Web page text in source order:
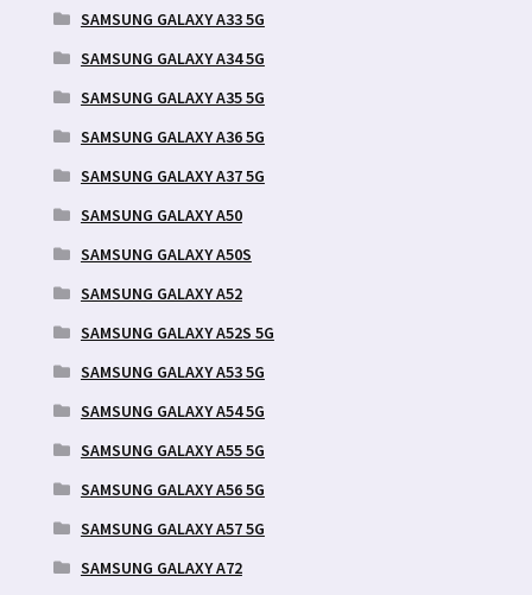
SAMSUNG GALAXY A33 5G
SAMSUNG GALAXY A34 5G
SAMSUNG GALAXY A35 5G
SAMSUNG GALAXY A36 5G
SAMSUNG GALAXY A37 5G
SAMSUNG GALAXY A50
SAMSUNG GALAXY A50S
SAMSUNG GALAXY A52
SAMSUNG GALAXY A52S 5G
SAMSUNG GALAXY A53 5G
SAMSUNG GALAXY A54 5G
SAMSUNG GALAXY A55 5G
SAMSUNG GALAXY A56 5G
SAMSUNG GALAXY A57 5G
SAMSUNG GALAXY A72